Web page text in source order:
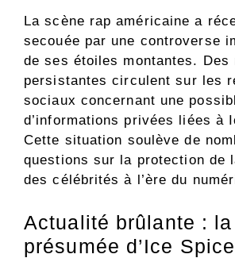
La scène rap américaine a
secouée par une controverse
de ses étoiles montantes. Des
persistantes circulent sur les
sociaux concernant une
d’informations privées liées à
Cette situation soulève de
questions sur la protection de
des célébrités à l’ère du
Actualité brûlante :
présumée d’Ice Spice